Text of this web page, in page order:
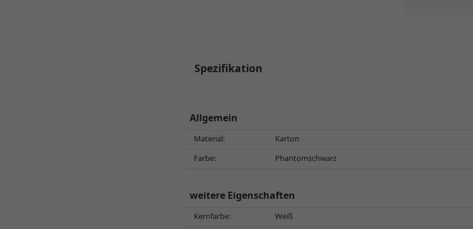
Spezifikation
Allgemein
Material:
Karton
Farbe:
Phantomschwarz
weitere Eigenschaften
Kernfarbe:
Weiß